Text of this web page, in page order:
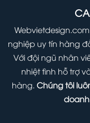
nghiệp uy tín hàng
Với đội ngũ nhân
nhiệt tình hỗ trợ
hàng. Chúng tôi